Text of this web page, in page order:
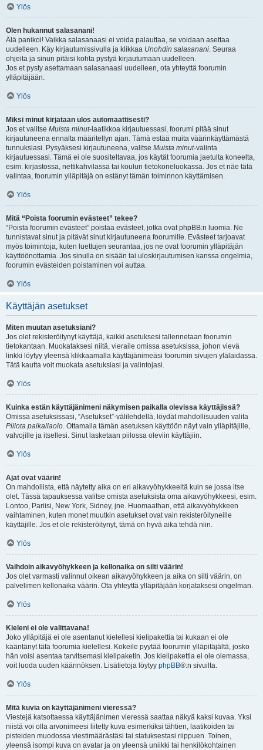
Ylös
Olen hukannut salasanani!
Älä panikoi! Vaikka salasanaasi ei voida palauttaa, se voidaan asettaa
uudelleen. Käy kirjautumissivulla ja klikkaa Unohdin salasanani. Seuraa
ohjeita ja sinun pitäisi kohta pystyä kirjautumaan uudelleen.
Jos et pysty asettamaan salasanaasi uudelleen, ota yhteyttä foorumin
ylläpitäjään.
Ylös
Miksi minut kirjataan ulos automaattisesti?
Jos et valitse Muista minut-laatikkoa kirjautuessasi, foorumi pitää sinut
kirjautuneena ennalta määritellyn ajan. Tämä estää muita väärinkäyttämästä
tunnuksiasi. Pysyäksesi kirjautuneena, valitse Muista minut-valinta
kirjautuessasi. Tämä ei ole suositeltavaa, jos käytät foorumia jaetulta koneelta,
esim. kirjastossa, nettikahvilassa tai koulun tietokoneluokassa. Jos et näe tätä
valintaa, foorumin ylläpitäjä on estänyt tämän toiminnon käyttämisen.
Ylös
Mitä “Poista foorumin evästeet” tekee?
“Poista foorumin evästeet” poistaa evästeet, jotka ovat phpBB:n luomia. Ne
tunnistavat sinut ja pitävät sinut kirjautuneena foorumille. Evästeet tarjoavat
myös toimintoja, kuten luettujen seurantaa, jos ne ovat foorumin ylläpitäjän
käyttöönottamia. Jos sinulla on sisään tai uloskirjautumisen kanssa ongelmia,
foorumin evästeiden poistaminen voi auttaa.
Ylös
Käyttäjän asetukset
Miten muutan asetuksiani?
Jos olet rekisteröitynyt käyttäjä, kaikki asetuksesi tallennetaan foorumin
tietokantaan. Muokataksesi niitä, vieraile omissa asetuksissa, johon vievä
linkki löytyy yleensä klikkaamalla käyttäjänimeäsi foorumin sivujen ylälaidassa.
Tätä kautta voit muokata asetuksiasi ja valintojasi.
Ylös
Kuinka estän käyttäjänimeni näkymisen paikalla olevissa käyttäjissä?
Omissa asetuksissasi, “Asetukset”-välilehdellä, löydät mahdollisuuden valita
Piilota paikallaolo. Ottamalla tämän asetuksen käyttöön näyt vain ylläpitäjille,
valvojille ja itsellesi. Sinut lasketaan piilossa oleviin käyttäjiin.
Ylös
Ajat ovat väärin!
On mahdollista, että näytetty aika on eri aikavyöhykkeeltä kuin se jossa itse
olet. Tässä tapauksessa valitse omista asetuksista oma aikavyöhykkeesi, esim.
Lontoo, Pariisi, New York, Sidney, jne. Huomaathan, että aikavyöhykkeen
vaihtaminen, kuten monet muutkin asetukset ovat vain rekisteröityneille
käyttäjille. Jos et ole rekisteröitynyt, tämä on hyvä aika tehdä niin.
Ylös
Vaihdoin aikavyöhykkeen ja kellonaika on silti väärin!
Jos olet varmasti valinnut oikean aikavyöhykkeen ja aika on silti väärin, on
palvelimen kellonaika väärin. Ota yhteyttä ylläpitäjään korjataksesi ongelman.
Ylös
Kieleni ei ole valittavana!
Joko ylläpitäjä ei ole asentanut kielellesi kielipakettia tai kukaan ei ole
kääntänyt tätä foorumia kielellesi. Kokeile pyytää foorumin ylläpitäjältä, josko
hän voisi asentaa tarvitsemasi kielipaketin. Jos kielipakettia ei ole olemassa,
voit luoda uuden käännöksen. Lisätietoja löytyy phpBB®:n sivuilta.
Ylös
Mitä kuvia on käyttäjänimeni vieressä?
Viestejä katsottaessa käyttäjänimen vieressä saattaa näkyä kaksi kuvaa. Yksi
niistä voi olla arvonimeesi liitetty kuva esimerkiksi tähtien, laatikoiden tai
pisteiden muodossa viestimäärästäsi tai statuksestasi riippuen. Toinen,
yleensä isompi kuva on avatar ja on yleensä uniikki tai henkilökohtainen